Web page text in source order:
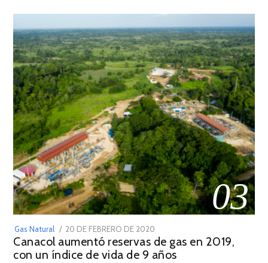
03
Gas Natural
POSTED
ON
20 DE FEBRERO DE 2020
DE
JULIO
Canacol aumentó reservas de gas en 2019,
con un índice de vida de 9 años